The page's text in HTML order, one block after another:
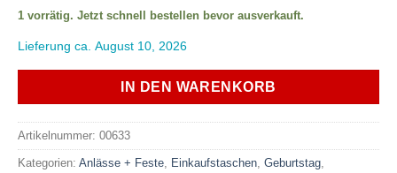
1 vorrätig. Jetzt schnell bestellen bevor ausverkauft.
Lieferung ca. August 10, 2026
IN DEN WARENKORB
Artikelnummer: 00633
Kategorien: Anlässe + Feste, Einkaufstaschen, Geburtstag,